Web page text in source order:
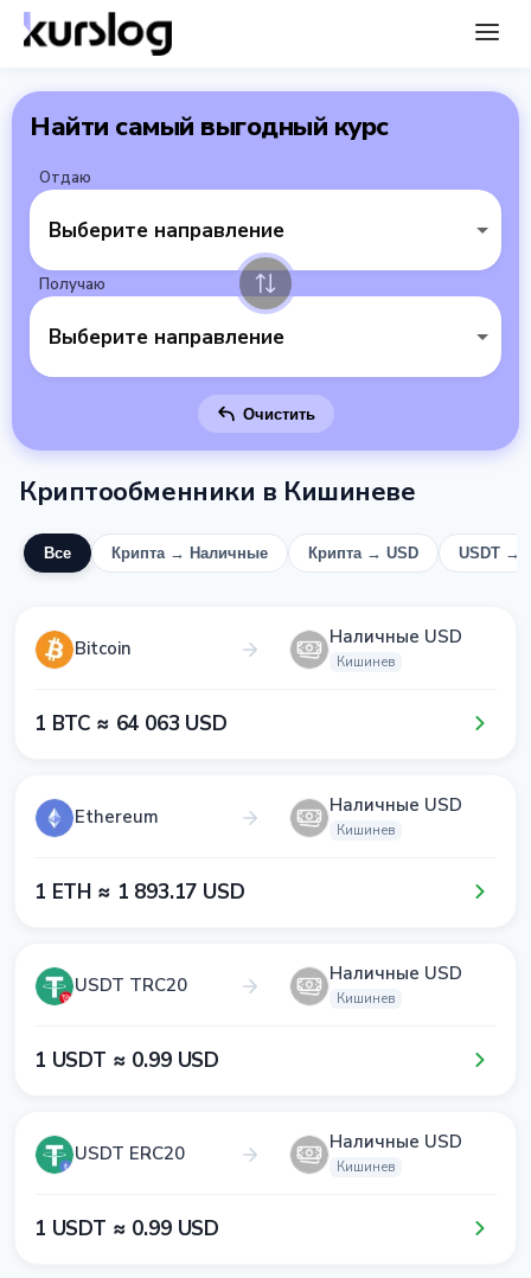
Найти самый выгодный курс
Отдаю
Выберите направление
Получаю
Выберите направление
Очистить
Криптообменники в Кишиневе
Все Крипта → Наличные Крипта → USD USDT →
Bitcoin Наличные USD
Кишинев
1​ BTC ≈ 6​4​ 0​6​3​ USD
Ethereum Наличные USD
Кишинев
1​ ETH ≈ 1​ 8​9​3​.1​7​ USD
USDT TRC20 Наличные USD
Кишинев
1​ USDT ≈ 0​.9​9​ USD
USDT ERC20 Наличные USD
Кишинев
1​ USDT ≈ 0​.9​9​ USD